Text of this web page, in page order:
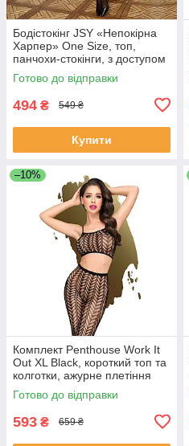
Бодістокінг JSY «Непокірна
Харпер» One Size, топ,
панчохи-стокінги, з доступом
SO9275
Готово до відправки
494 ₴ 549 ₴
Купити
–10%
Комплект Penthouse Work It
Out XL Black, короткий топ та
колготки, ажурне плетіння
SO6448
Готово до відправки
593 ₴ 659 ₴